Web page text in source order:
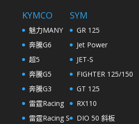
KYMCO
魅力MANY
奔騰G6
超5
奔騰G5
奔騰G3
雷霆Racing
雷霆Racing S
SYM
GR 125
Jet Power
JET-S
FIGHTER 125/150
GT 125
RX110
DIO 50 斜板